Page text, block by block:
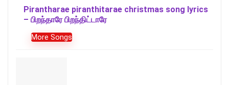
Pirantharae piranthitarae christmas song lyrics
– பிறந்தாரே பிறந்திட்டாரே
More Songs